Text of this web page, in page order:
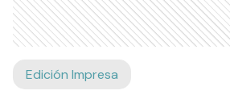
Edición Impresa